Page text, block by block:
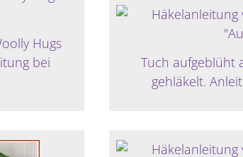
Hugs
bei
Tuch aufgeblüht
gehläkelt.